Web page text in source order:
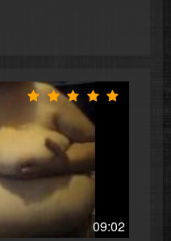
09:02